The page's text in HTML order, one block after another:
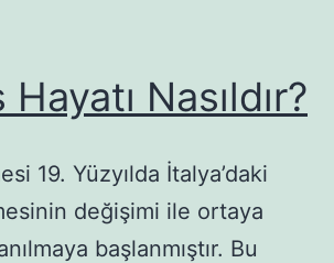
Nasıldır?
19. Yüzyılda İtalya’daki
değişimi ile ortaya
başlanmıştır. Bu